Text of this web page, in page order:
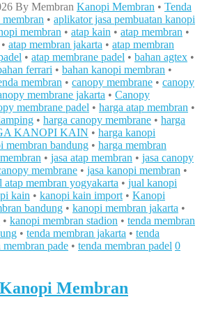
By Membran Kanopi Membran • Tenda
• aplikator jasa pembuatan kanopi
membran • atap kain • atap membran •
• atap membran jakarta • atap membran
• atap membrane padel • bahan agtex •
ferrari • bahan kanopi membran •
membran • canopy membrane • canopy
membrane jakarta • Canopy
membrane padel • harga atap membran •
• harga canopy membrane • harga
KANOPI KAIN • harga kanopi
membran bandung • harga membran
• jasa atap membran • jasa canopy
membrane • jasa kanopi membran •
atap membran yogyakarta • jual kanopi
kain • kanopi kain import • Kanopi
bandung • kanopi membran jakarta •
• kanopi membran stadion • tenda membran
• tenda membran jakarta • tenda
membran pade • tenda membran padel 0
Membran